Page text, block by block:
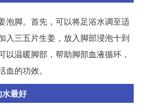
泡脚。首先，可以将足浴水调至适
入三五片生姜，放入脚部浸泡十到
以温暖脚部，帮助脚部血液循环，
的功效。
最好